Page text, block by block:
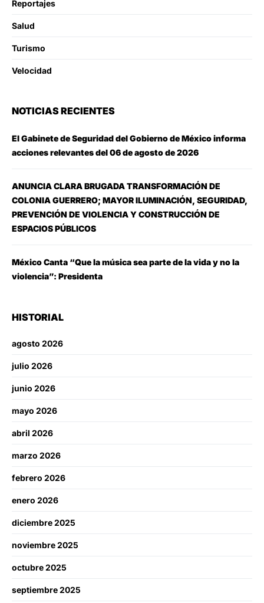
Reportajes
Salud
Turismo
Velocidad
NOTICIAS RECIENTES
El Gabinete de Seguridad del Gobierno de México informa
acciones relevantes del 06 de agosto de 2026
ANUNCIA CLARA BRUGADA TRANSFORMACIÓN DE
COLONIA GUERRERO; MAYOR ILUMINACIÓN, SEGURIDAD,
PREVENCIÓN DE VIOLENCIA Y CONSTRUCCIÓN DE
ESPACIOS PÚBLICOS
México Canta “Que la música sea parte de la vida y no la
violencia”: Presidenta
HISTORIAL
agosto 2026
julio 2026
junio 2026
mayo 2026
abril 2026
marzo 2026
febrero 2026
enero 2026
diciembre 2025
noviembre 2025
octubre 2025
septiembre 2025